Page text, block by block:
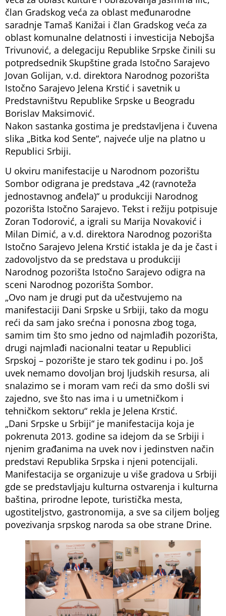
član Gradskog veća za oblast međunarodne
saradnje Tamaš Kanižai i član Gradskog veća za
oblast komunalne delatnosti i investicija Nebojša
Trivunović, a delegaciju Republike Srpske činili su
potpredsednik Skupštine grada Istočno Sarajevo
Jovan Golijan, v.d. direktora Narodnog pozorišta
Istočno Sarajevo Jelena Krstić i savetnik u
Predstavništvu Republike Srpske u Beogradu
Borislav Maksimović.
Nakon sastanka gostima je predstavljena i čuvena
slika „Bitka kod Sente“, najveće ulje na platno u
Republici Srbiji.
U okviru manifestacije u Narodnom pozorištu
Sombor odigrana je predstava „42 (ravnoteža
jednostavnog anđela)“ u produkciji Narodnog
pozorišta Istočno Sarajevo. Tekst i režiju potpisuje
Zoran Todorović, a igrali su Marija Novaković i
Milan Dimić, a v.d. direktora Narodnog pozorišta
Istočno Sarajevo Jelena Krstić istakla je da je čast i
zadovoljstvo da se predstava u produkciji
Narodnog pozorišta Istočno Sarajevo odigra na
sceni Narodnog pozorišta Sombor.
„Ovo nam je drugi put da učestvujemo na
manifestaciji Dani Srpske u Srbiji, tako da mogu
reći da sam jako srećna i ponosna zbog toga,
samim tim što smo jedno od najmlađih pozorišta,
drugi najmlađi nacionalni teatar u Republici
Srpskoj – pozorište je staro tek godinu i po. Još
uvek nemamo dovoljan broj ljudskih resursa, ali
snalazimo se i moram vam reći da smo došli svi
zajedno, sve što nas ima i u umetničkom i
tehničkom sektoru“ rekla je Jelena Krstić.
„Dani Srpske u Srbiji“ je manifestacija koja je
pokrenuta 2013. godine sa idejom da se Srbiji i
njenim građanima na uvek nov i jedinstven način
predstavi Republika Srpska i njeni potencijali.
Manifestacija se organizuje u više gradova u Srbiji
gde se predstavljaju kulturna ostvarenja i kulturna
baština, prirodne lepote, turistička mesta,
ugostiteljstvo, gastronomija, a sve sa ciljem boljeg
povezivanja srpskog naroda sa obe strane Drine.